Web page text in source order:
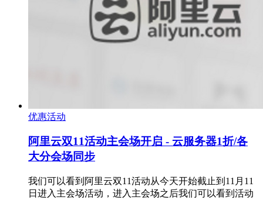
优惠活动
阿里云双11活动主会场开启 - 云服务器1折/各
大分会场同步
我们可以看到阿里云双11活动从今天开始截止到11月11
日进入主会场活动，进入主会场之后我们可以看到活动